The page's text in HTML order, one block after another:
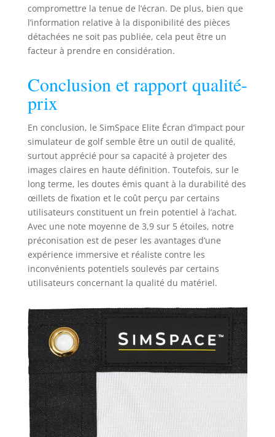
une expérience
réaliste du golf en
intérieur. Idéal
pour
la pratique du golf,
il s'associe
et aux moniteurs
de lancement.
compromettre la tenue de l’écran. De plus, bien que
l’information relative à la disponibilité des pièces
détachées ne soit pas publiée, cela peut être un
facteur à prendre en considération.
Conclusion et rapport qualité-
prix
En conclusion, le SimSpace Elite Écran d’impact pour
simulateur de golf semble être un outil de qualité,
surtout apprécié pour sa capacité à projeter des
images claires en haute définition. Toutefois, sur le
long terme, les doutes émis quant à la durabilité des
œillets de fixation et le coût perçu par certains
utilisateurs constituent un frein potentiel à l’achat.
Avec une note moyenne de 3,9 sur 5 étoiles, notre
préconisation est de peser les avantages d’une
expérience immersive et réaliste contre les
inconvénients potentiels soulevés par certains
utilisateurs concernant la qualité du matériel.